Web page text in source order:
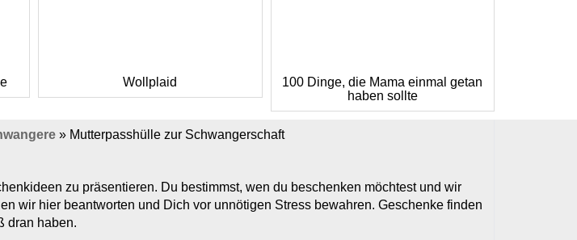
Wollplaid
100 Dinge, die Mama einmal getan
haben sollte
» Mutterpasshülle zur Schwangerschaft
zu präsentieren. Du bestimmst, wen du beschenken möchtest und wir
wir hier beantworten und Dich vor unnötigen Stress bewahren. Geschenke finden
dran haben.